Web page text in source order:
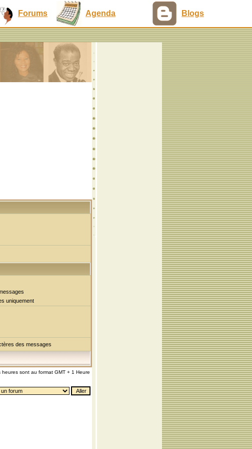
Forums Agenda Blogs
uniquement
des messages
heures sont au format GMT + 1 Heure